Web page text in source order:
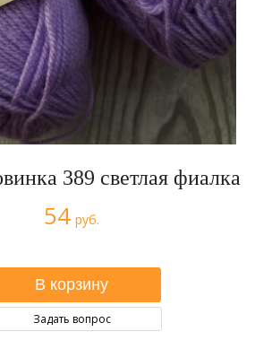
389 светлая фиалка
54 руб.
Задать вопрос